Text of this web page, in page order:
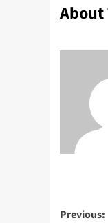
About
Previous: